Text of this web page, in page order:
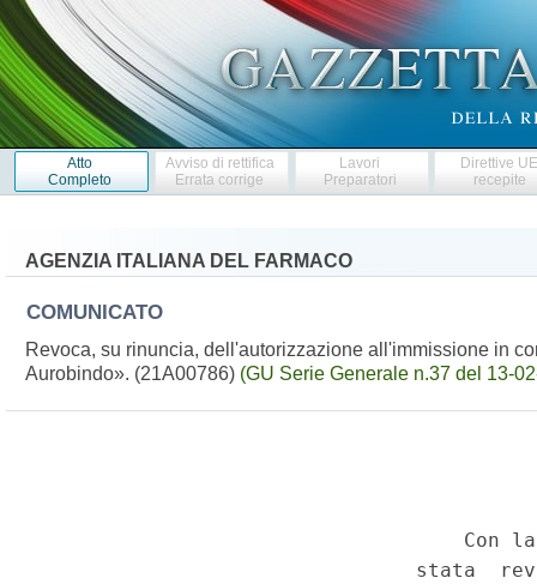
Atto
Completo
Avviso di rettifica
Errata corrige
Lavori
Preparatori
Direttive
recepite
AGENZIA ITALIANA DEL FARMACO
COMUNICATO
Revoca, su rinuncia, dell'autorizzazione all'immissione in
Aurobindo». (21A00786) (GU Serie Generale n.37 del 13-